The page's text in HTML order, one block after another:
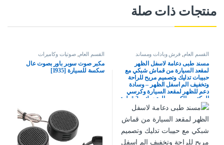
منتجات ذات صلة
القسم العام ,فرش وبادات ومساند
مسند طبى دعامة لاسفل الظهر
لمقعد السيارة من قماش شبكي مع
حبيبات تدليك وتصميم مريح للراحة
وتخفيف الم اسفل الظهر – وسادة
دعم للظهر لمقعد السيارة وكرسي
المكتب والكرسي المتحرك – 2 قطعة
5093
القسم العام ,صوتيات وكاميرات
مكبر صوت سوبر باور بصوت عال
سكسة للسيارة [1935]